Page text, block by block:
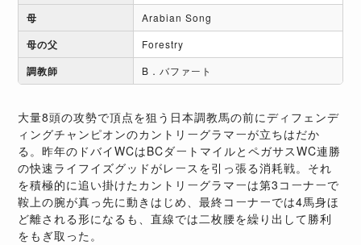
母 Arabian Song
母の父 Forestry
調教師 B．バファート
大量8頭の攻勢で頂点を狙う日本調教馬の前にディフェンデ
ィングチャンピオンのカントリーグラマーが立ちはだか
る。昨年のドバイWCはBCダートマイルとペガサスWC連勝
の快速ライフイズグッドがレースを引っ張る消耗戦。それ
を積極的に追い掛けたカントリーグラマーは第3コーナーで
鞍上の腕が真っ先に動きはじめ、最終コーナーでは4馬身ほ
ど離される形になるも、直線では二枚腰を繰り出して勝利
をもぎ取った。